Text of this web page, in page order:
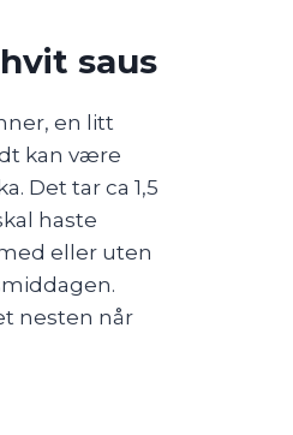
saus
en litt
kan være
Det tar ca 1,5
haste
eller uten
nesten når